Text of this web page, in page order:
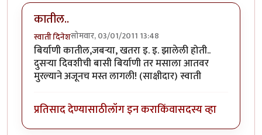
कातील..
स्वाती दिनेशसोमवार, 03/01/2011 13:48
बिर्याणी कातील,जबर्‍या, खतरा इ. इ. झालेली होती..
दुसर्‍या दिवशीची बासी बिर्याणी तर मसाला आतवर
मुरल्याने अजूनच मस्त लागली! (साक्षीदार) स्वाती
प्रतिसाद देण्यासाठीलॉग इन कराकिंवासदस्य व्हा